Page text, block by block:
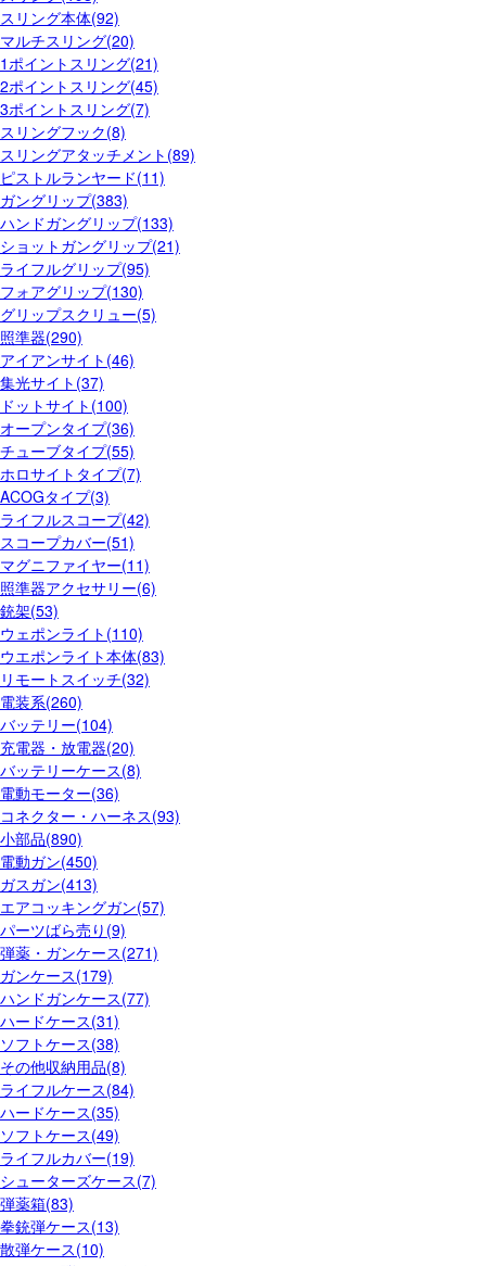
スリング本体(92)
マルチスリング(20)
1ポイントスリング(21)
2ポイントスリング(45)
3ポイントスリング(7)
スリングフック(8)
スリングアタッチメント(89)
ピストルランヤード(11)
ガングリップ(383)
ハンドガングリップ(133)
ショットガングリップ(21)
ライフルグリップ(95)
フォアグリップ(130)
グリップスクリュー(5)
照準器(290)
アイアンサイト(46)
集光サイト(37)
ドットサイト(100)
オープンタイプ(36)
チューブタイプ(55)
ホロサイトタイプ(7)
ACOGタイプ(3)
ライフルスコープ(42)
スコープカバー(51)
マグニファイヤー(11)
照準器アクセサリー(6)
銃架(53)
ウェポンライト(110)
ウエポンライト本体(83)
リモートスイッチ(32)
電装系(260)
バッテリー(104)
充電器・放電器(20)
バッテリーケース(8)
電動モーター(36)
コネクター・ハーネス(93)
小部品(890)
電動ガン(450)
ガスガン(413)
エアコッキングガン(57)
パーツばら売り(9)
弾薬・ガンケース(271)
ガンケース(179)
ハンドガンケース(77)
ハードケース(31)
ソフトケース(38)
その他収納用品(8)
ライフルケース(84)
ハードケース(35)
ソフトケース(49)
ライフルカバー(19)
シューターズケース(7)
弾薬箱(83)
拳銃弾ケース(13)
散弾ケース(10)